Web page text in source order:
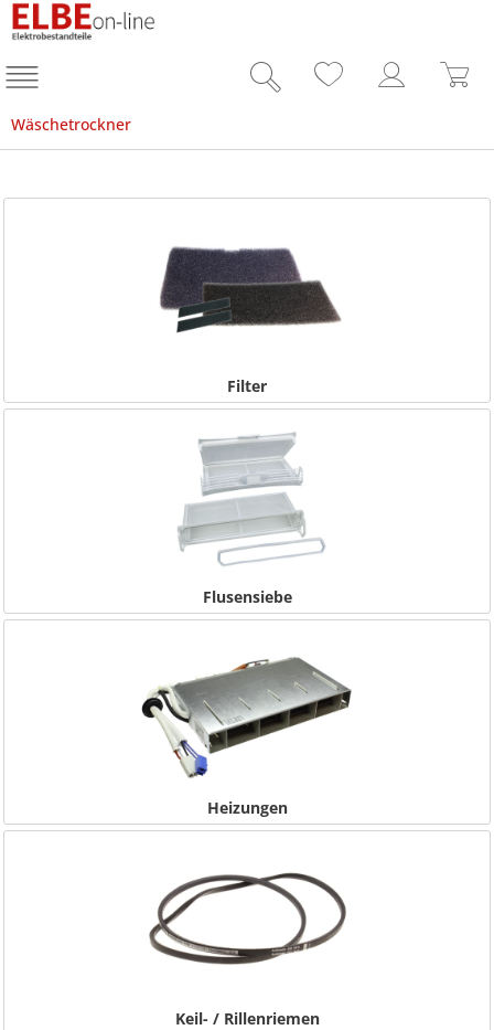
Wäschetrockner
Filter
Flusensiebe
Heizungen
Keil- / Rillenriemen